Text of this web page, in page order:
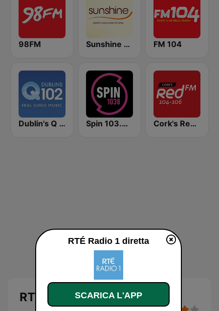
98FM Sunshine 106.8 FM FM 104
Dublin's Q 102 FM Spin 103.8 FM Cork's Red FM
RTÉ Radio 1
RTÉ Radio 1 diretta
SCARICA L'APP